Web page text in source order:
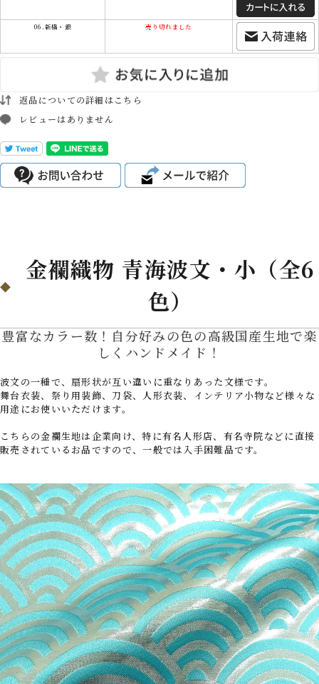
06.新橋・銀 売り切れました
返品についての詳細はこちら
レビューはありません
金襴織物 青海波文・小（全6
色）
豊富なカラー数！自分好みの色の高級国産生地で楽
しくハンドメイド！
波文の一種で、扇形状が互い違いに重なりあった文様です。
舞台衣装、祭り用装飾、刀袋、人形衣装、インテリア小物など様々な
用途にお使いいただけます。
こちらの金襴生地は企業向け、特に有名人形店、有名寺院などに直接
販売されているお品ですので、一般では入手困難品です。